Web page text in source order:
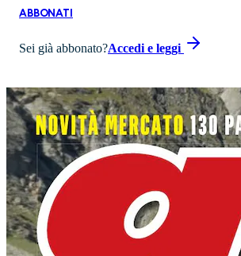
ABBONATI
Sei già abbonato?Accedi e leggi